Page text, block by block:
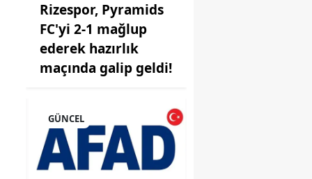
Rizespor, Pyramids
FC'yi 2-1 mağlup
ederek hazırlık
maçında galip geldi!
GÜNCEL